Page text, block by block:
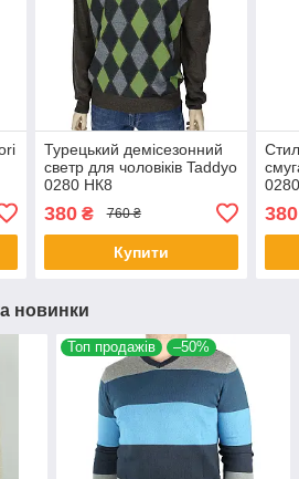
Турецький демісезонний
светр для чоловіків Taddyo
0280 НК8
380₴ 760 ₴
Купити
380
новинки
Топ продажів –50%